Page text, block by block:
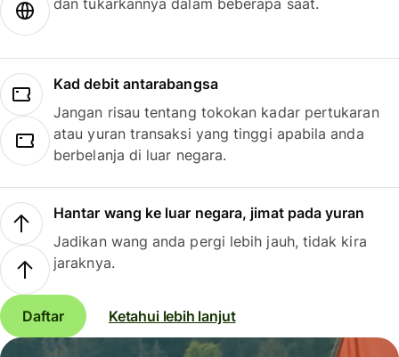
dan tukarkannya dalam beberapa saat.
Kad debit antarabangsa
Jangan risau tentang tokokan kadar pertukaran
atau yuran transaksi yang tinggi apabila anda
berbelanja di luar negara.
Hantar wang ke luar negara, jimat pada yuran
Jadikan wang anda pergi lebih jauh, tidak kira
jaraknya.
Daftar Ketahui lebih lanjut